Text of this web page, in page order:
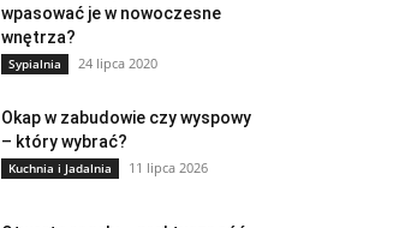
wpasować je w nowoczesne
wnętrza?
Sypialnia 24 lipca 2020
Okap w zabudowie czy wyspowy
– który wybrać?
Kuchnia i Jadalnia 11 lipca 2026